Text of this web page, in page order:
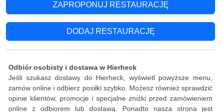
ZAPROPONUJ RESTAURACJĘ
DODAJ RESTAURACJĘ
Odbiór osobisty i dostawa w Hierheck
Jeśli szukasz dostawy do Hierheck, wyświetl powyższe menu,
zamów online i odbierz posiłki szybko. Możesz również sprawdzić
opinie klientów, promocje i specjalne zniżki przed zamówieniem
online z odbiorem lub dostawą. Ponadto nasza strona jest